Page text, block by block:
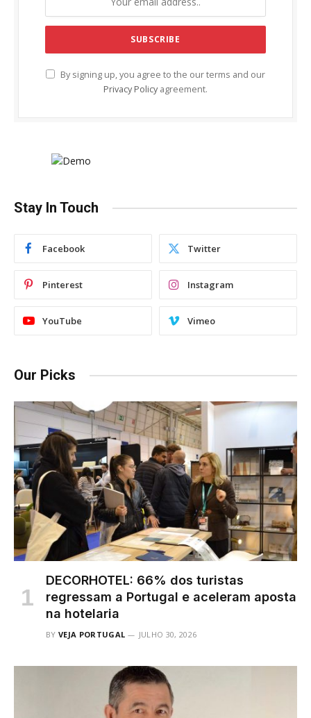
By signing up, you agree to the our terms and our
Privacy Policy agreement.
Stay In Touch
Facebook Twitter
Pinterest Instagram
YouTube Vimeo
Our Picks
DECORHOTEL: 66% dos turistas
regressam a Portugal e aceleram aposta
na hotelaria
BY VEJA PORTUGAL JULHO 30, 2026